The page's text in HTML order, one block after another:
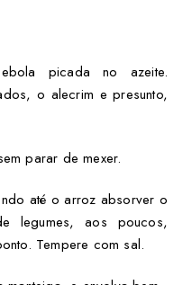
picada no azeite.
o alecrim e presunto,
parar de mexer.
até o arroz absorver o
legumes, aos poucos,
Tempere com sal.